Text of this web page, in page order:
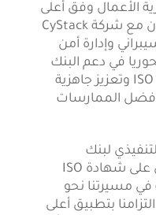
الأعمال وفق أعلى
المعايير العالمية، وذلك بالتعاون مع شركة CyStack
وإدارة أمن
في دعم البنك
لتحقيق متطلبات معيار ISO 27001 وتعزيز جاهزية
أفضل الممارسات
لبنك
القدس:"إن حصول بنك القدس على شهادة ISO
في مسيرتنا نحو
بتطبيق أعلى